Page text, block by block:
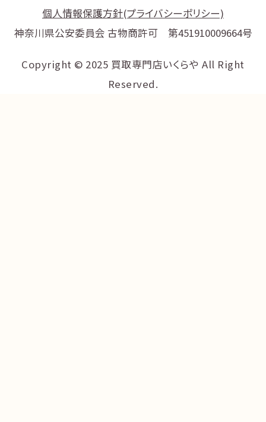
個人情報保護方針(プライバシーポリシー)
神奈川県公安委員会 古物商許可 第451910009664号
Copyright © 2025 買取専門店いくらや All Right
Reserved.